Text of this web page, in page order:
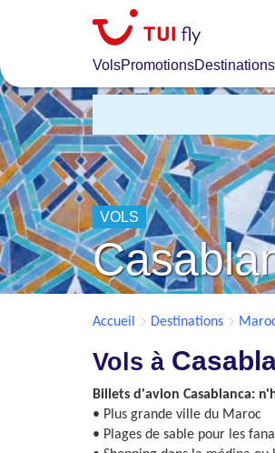
content
VolsPromotionsDestinations
VOLS
Accueil Destinations
Vols à
Billets d'avion Casablanca:
• Plus grande ville du Maroc
• Plages de sable pour les